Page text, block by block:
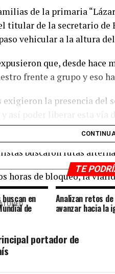
de la primaria
titular de la secretario de
vehicular a la altura
que, desde hace
frente a grupo y eso
la presencia del
el tránsito sobre la
buscaron rutas
horas de bloqueo, la
portador de
TE
en
de
Analizan retos
avanzar hacia la